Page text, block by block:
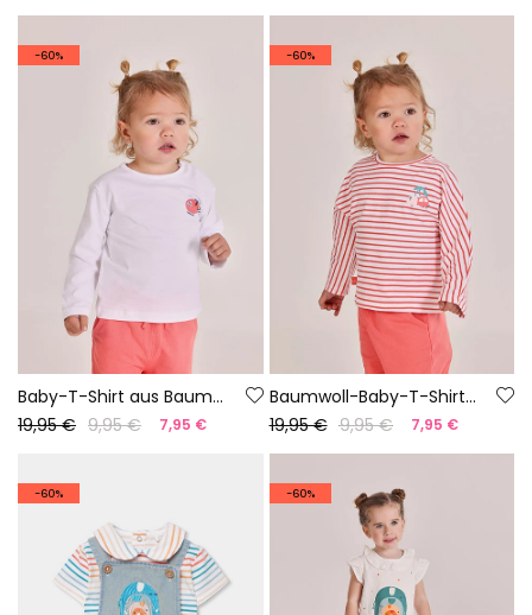
-60%
Baby-T-Shirt aus Baumwolle in Weiß
19,95 € 9,95 € 7,95 €
-60%
Baumwoll-Baby-T-Shirt mit Streifen
19,95 € 9,95 € 7,95 €
-60% -60%